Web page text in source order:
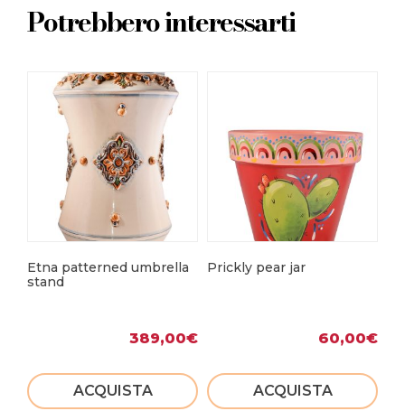
Potrebbero interessarti
Etna patterned umbrella
stand
389,00€
ACQUISTA
Prickly pear jar
60,00€
ACQUISTA